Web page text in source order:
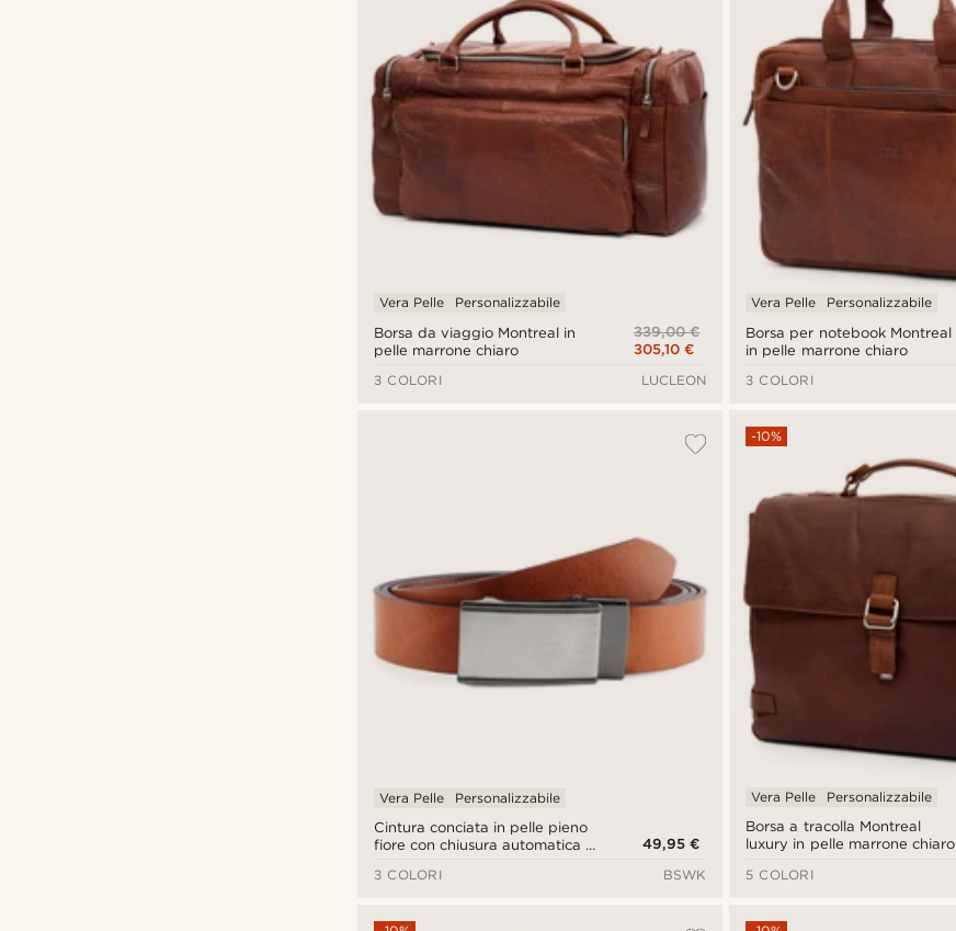
Borsa da viaggio Montreal in
pelle marrone chiaro
Vera Pelle
Personalizzabile
339,00 €
305,10 €
3 COLORI
LUCLEON
Borsa per notebook Montreal
in pelle marrone chiaro
Vera Pelle
Personalizzabile
3 COLORI
Cintura conciata in pelle pieno
fiore con chiusura automatica e
Vera Pelle Personalizzabile
49,95 €
3 COLORI
BSWK
Borsa a tracolla Montreal
luxury in pelle marrone chiaro
-10%
Vera Pelle
Personalizzabile
5 COLORI